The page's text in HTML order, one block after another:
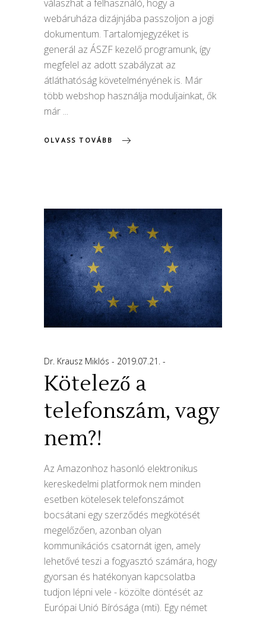
válaszhat a felhasználó, hogy a
webáruháza dizájnjába passzoljon a jogi
dokumentum. Tartalomjegyzéket is
generál az ÁSZF kezelő programunk, így
megfelel az adott szabályzat az
átláthatóság követelményének is. Már
több webshop használja moduljainkat, ők
már
OLVASS TOVÁBB
Dr. Krausz Miklós 2019.07.21.
Kötelező a
telefonszám, vagy
nem?!
Az Amazonhoz hasonló elektronikus
kereskedelmi platformok nem minden
esetben kötelesek telefonszámot
bocsátani egy szerződés megkötését
megelőzően, azonban olyan
kommunikációs csatornát igen, amely
lehetővé teszi a fogyasztó számára, hogy
gyorsan és hatékonyan kapcsolatba
tudjon lépni vele - közölte döntését az
Európai Unió Bírósága (mti). Egy német